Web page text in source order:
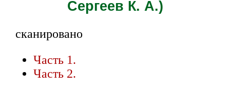
Сергеев К. А.)
сканировано
Часть 1.
Часть 2.